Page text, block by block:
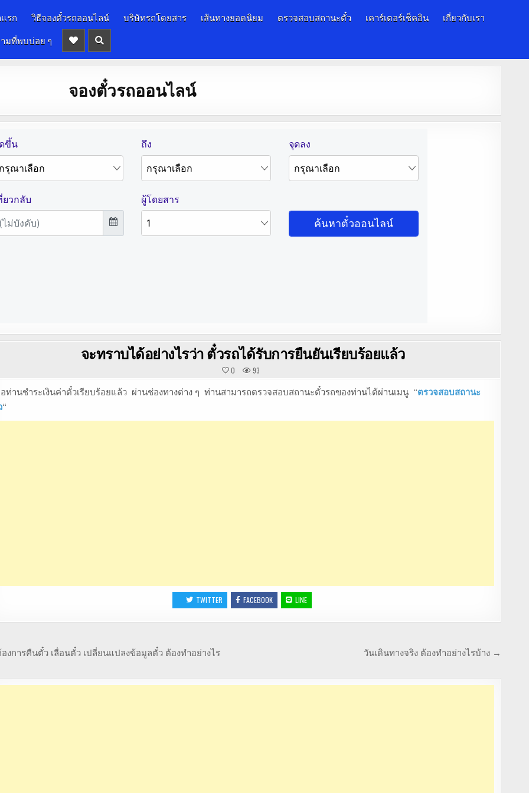
รก วิธีจองตั๋วรถออนไลน์ บริษัทรถโดยสาร เส้นทางยอดนิยม ตรวจสอบสถานะตั๋ว เคาร์เตอร์เช็คอิน
เกี่ยวกับเรา
มที่พบบ่อย ๆ
จองตั๋วรถออนไลน์
จะทราบได้อย่างไรว่า ตั๋วรถได้รับการยืนยันเรียบร้อยแล้ว
0 93
อท่านชำระเงินค่าตั๋วเรียบร้อยแล้ว ผ่านช่องทางต่าง ๆ ท่านสามารถตรวจสอบสถานะตั๋วรถของท่านได้ผ่านเมนู “ตรวจสอบสถานะ
“
TWITTER FACEBOOK LINE
วันเดินทางจริง ต้องทำอย่างไรบ้าง →
งการคืนตั๋ว เลื่อนตั๋ว เปลี่ยนแปลงข้อมูลตั๋ว ต้องทำอย่างไร